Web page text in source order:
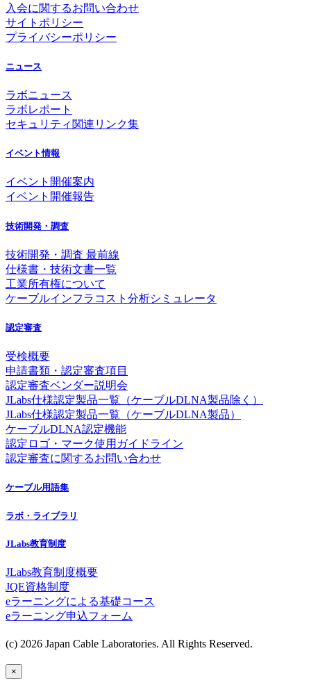
入会に関するお問い合わせ
サイトポリシー
プライバシーポリシー
ニュース
ラボニュース
ラボレポート
セキュリティ関連リンク集
イベント情報
イベント開催案内
イベント開催報告
技術開発・調査
技術開発・調査 最前線
仕様書・技術文書一覧
工業所有権について
ケーブルインフラコスト分析シミュレータ
認定審査
受検概要
申請書類・認定審査項目
認定審査ベンダー説明会
JLabs仕様認定製品一覧（ケーブルDLNA製品除く）
JLabs仕様認定製品一覧（ケーブルDLNA製品）
ケーブルDLNA認定機能
認定ロゴ・マーク使用ガイドライン
認定審査に関するお問い合わせ
ケーブル用語集
ラボ・ライブラリ
JLabs教育制度
JLabs教育制度概要
JQE資格制度
eラーニングによる基礎コース
eラーニング申込フォーム
(c) 2026 Japan Cable Laboratories. All Rights Reserved.
×